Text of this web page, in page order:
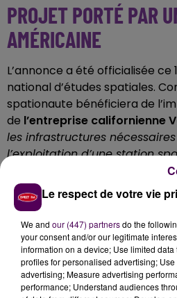
PROJET PORTÉ PAR
AMÉRICAINE
L’annonce a été officialisée ce
national d’études spatiales.
spationaute bénéficiera de
de l’entreprise californienne
les infrastructures
l’exploitation d’une station
souligne le
Cet élément est masqué
du dépôt de cookies que
vous souhaitez l'afficher,
votre accord en cliquant
Le respect de votre vie
We and our (447) partnersdo the
your consent and/or our legitimate
information on a device; Use limited
profiles for personalised advertising;
advertising; Measure advertising
performance; Understand audiences